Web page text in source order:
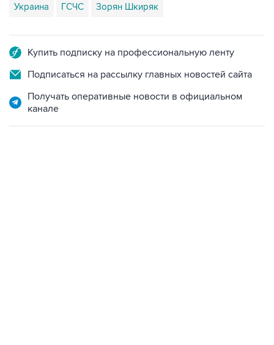
Украина ГСЧС Зорян Шкиряк
Купить подписку на профессиональную ленту
Подписаться на рассылку главных новостей сайта
Получать оперативные новости в официальном
канале